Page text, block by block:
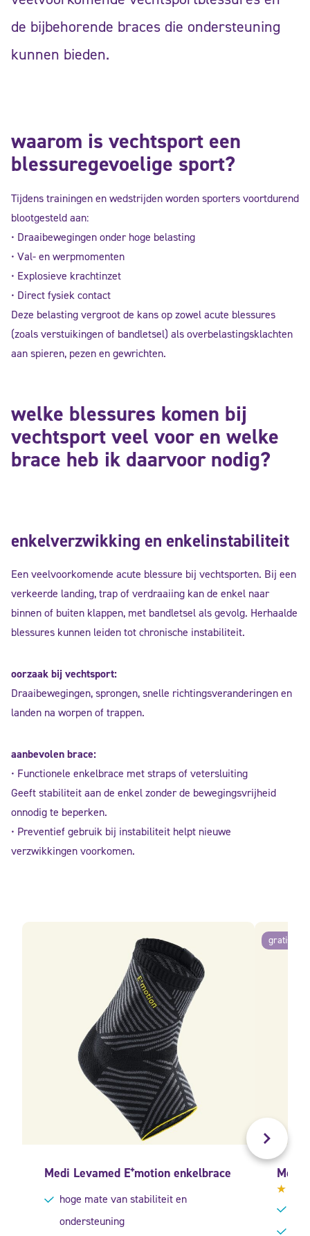
de bijbehorende braces die ondersteuning
kunnen bieden.
waarom is vechtsport een
blessuregevoelige sport?
Tijdens trainingen en wedstrijden worden sporters voortdurend
blootgesteld aan:
• Draaibewegingen onder hoge belasting
• Val- en werpmomenten
• Explosieve krachtinzet
• Direct fysiek contact
Deze belasting vergroot de kans op zowel acute blessures
(zoals verstuikingen of bandletsel) als overbelastingsklachten
aan spieren, pezen en gewrichten.
welke blessures komen bij
vechtsport veel voor en welke
brace heb ik daarvoor nodig?
enkelverzwikking en enkelinstabiliteit
Een veelvoorkomende acute blessure bij vechtsporten. Bij een
verkeerde landing, trap of verdraaiing kan de enkel naar
binnen of buiten klappen, met bandletsel als gevolg. Herhaalde
blessures kunnen leiden tot chronische instabiliteit.
oorzaak bij vechtsport:
Draaibewegingen, sprongen, snelle richtingsveranderingen en
landen na worpen of trappen.
aanbevolen brace:
• Functionele enkelbrace met straps of vetersluiting
Geeft stabiliteit aan de enkel zonder de bewegingsvrijheid
onnodig te beperken.
• Preventief gebruik bij instabiliteit helpt nieuwe
verzwikkingen voorkomen.
Medi Levamed E⁺motion enkelbrace
hoge mate van stabiliteit en
ondersteuning
gratis
Medi
5.00